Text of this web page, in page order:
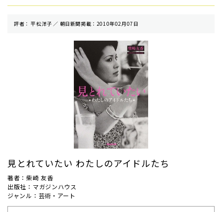
評者： 平松洋子 ／ 朝⽇新聞掲載：2010年02月07日
見とれていたい わたしのアイドルたち
著者：柴崎 友香
出版社：マガジンハウス
ジャンル：芸術・アート